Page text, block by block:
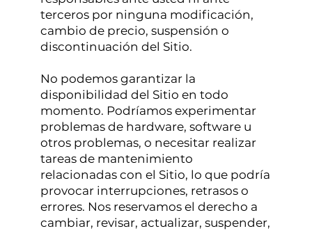
terceros por ninguna modificación,
cambio de precio, suspensión o
discontinuación del Sitio.
No podemos garantizar la
disponibilidad del Sitio en todo
momento. Podríamos experimentar
problemas de hardware, software u
otros problemas, o necesitar realizar
tareas de mantenimiento
relacionadas con el Sitio, lo que podría
provocar interrupciones, retrasos o
errores. Nos reservamos el derecho a
cambiar, revisar, actualizar, suspender,